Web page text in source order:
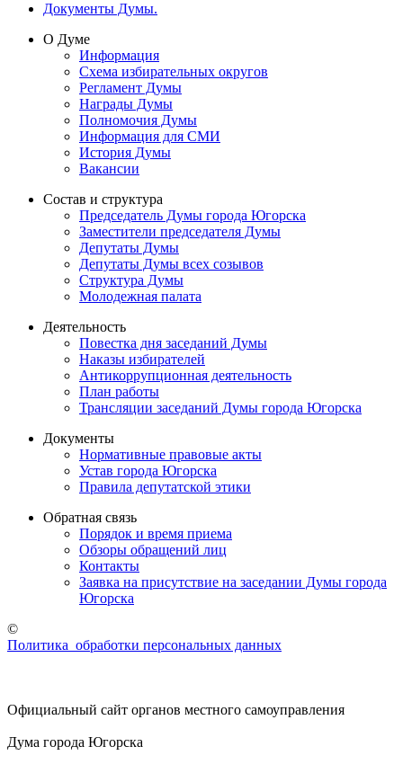
Документы Думы.
О Думе
Информация
Схема избирательных округов
Регламент Думы
Награды Думы
Полномочия Думы
Информация для СМИ
История Думы
Вакансии
Состав и структура
Председатель Думы города Югорска
Заместители председателя Думы
Депутаты Думы
Депутаты Думы всех созывов
Структура Думы
Молодежная палата
Деятельность
Повестка дня заседаний Думы
Наказы избирателей
Антикоррупционная деятельность
План работы
Трансляции заседаний Думы города Югорска
Документы
Нормативные правовые акты
Устав города Югорска
Правила депутатской этики
Обратная связь
Порядок и время приема
Обзоры обращений лиц
Контакты
Заявка на присутствие на заседании Думы города
Югорска
©
Политика обработки персональных данных
Официальный сайт органов местного самоуправления
Дума города Югорска